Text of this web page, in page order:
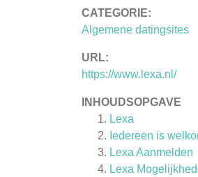
CATEGORIE:
Algemene datingsites
URL:
https://www.lexa.nl/
INHOUDSOPGAVE
Lexa
Iedereen is
Lexa Aanmelden
Lexa